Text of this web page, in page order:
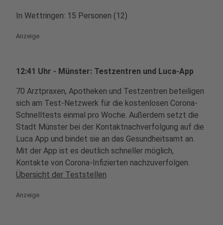
In Wettringen: 15 Personen (12)
Anzeige
12:41 Uhr - Münster: Testzentren und Luca-App
70 Arztpraxen, Apotheken und Testzentren beteiligen
sich am Test-Netzwerk für die kostenlosen Corona-
Schnelltests einmal pro Woche. Außerdem setzt die
Stadt Münster bei der Kontaktnachverfolgung auf die
Luca App und bindet sie an das Gesundheitsamt an.
Mit der App ist es deutlich schneller möglich,
Kontakte von Corona-Infizierten nachzuverfolgen.
Übersicht der Teststellen
Anzeige